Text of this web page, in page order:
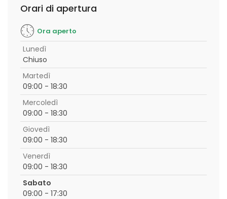
Orari di apertura
Ora aperto
Lunedì
Chiuso
Martedì
09:00 - 18:30
Mercoledì
09:00 - 18:30
Giovedì
09:00 - 18:30
Venerdì
09:00 - 18:30
Sabato
09:00 - 17:30